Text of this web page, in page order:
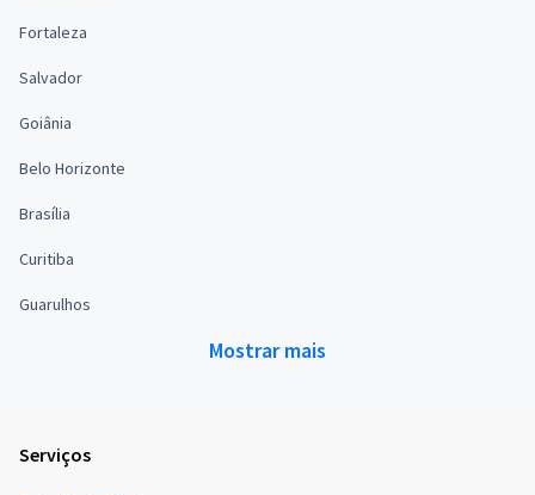
Fortaleza
Salvador
Goiânia
Belo Horizonte
Brasília
Curitiba
Guarulhos
Mostrar mais
Serviços